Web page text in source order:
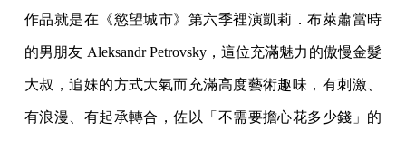
作品就是在《慾望城市》第六季裡演凱莉．布萊蕭當時
的男朋友 Aleksandr Petrovsky，這位充滿魅力的傲慢金髮
大叔，追妹的方式大氣而充滿高度藝術趣味，有刺激、
有浪漫、有起承轉合，佐以「不需要擔心花多少錢」的